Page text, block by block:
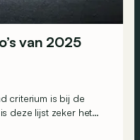
van 2025
criterium is bij de
deze lijst zeker het